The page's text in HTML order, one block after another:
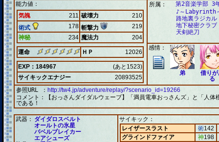
能力値：
気魄
211 破壊力
210
術式
178 斬撃力
219
神秘
234 魔法力 204
運命 ＨＰ 12026
EXP：184967
(あと1523)
サイキックエナジー
20893525
所属：
第2音楽学部 3
♪～Labyrinth
路地裏ラジカル
地下秘密クラブ
天剣絶刀
感情：
弟
借り
る
参照URL ： http://tw4.jp/adventure/replay/?scenario_id=19266
コメント：
【おっさんダイダルウェーブ】「満員電車おっさんズ」と「人
である！
武器： ダイダロスベルト
オールトの氷星
バベルブレイカー
エアシューズ
サイキック：
レイザースラスト
術142
グラインドファイア
神198